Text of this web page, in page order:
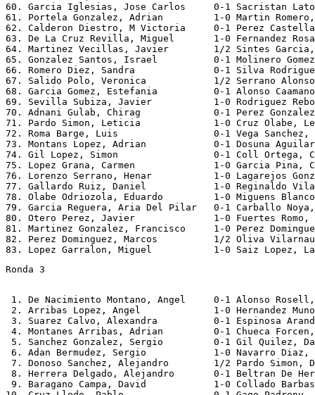
60. Garcia Iglesias, Jose Carlos     0-1 Sacristan
61. Portela Gonzalez, Adrian         1-0 Martin
62. Calderon Diestro, M Victoria     0-1 Perez
63. De La Cruz Revilla, Miguel       1-0 Fernandez
64. Martinez Vecillas, Javier        1/2 Sintes
65. Gonzalez Santos, Israel          0-1 Molinero
66. Romero Diez, Sandra              0-1 Silva
67. Salido Polo, Veronica            1/2 Serrano
68. Garcia Gomez, Estefania          0-1 Alonso
69. Sevilla Subiza, Javier           1-0 Rodriguez
70. Adnani Gulab, Chirag             0-1 Perez
71. Pardo Simon, Leticia             1-0 Cruz Olabe,
72. Roma Barge, Luis                 0-1 Vega Sanchez,
73. Montans Lopez, Adrian            0-1 Dosuna
74. Gil Lopez, Simon                 0-1 Coll Ortega,
75. Lopez Grana, Carmen              1-0 Garcia Pina,
76. Lorenzo Serrano, Henar           1-0 Lagarejos
77. Gallardo Ruiz, Daniel            1-0 Reginaldo
78. Olabe Odriozola, Eduardo         1-0 Miguens
79. Garcia Reguera, Aria Del Pilar   0-1 Carballo
80. Otero Perez, Javier              1-0 Fuertes Romo,
81. Martinez Gonzalez, Francisco     1-0 Perez
82. Perez Dominguez, Marcos          1/2 Oliva
Ronda 3
1. De Nacimiento Montano, Angel     0-1 Alonso
2. Arribas Lopez, Angel             1-0 Hernandez
3. Suarez Calvo, Alexandra          0-1 Espinosa
4. Montanes Arribas, Adrian         0-1 Chueca
5. Sanchez Gonzalez, Sergio         0-1 Gil Quilez,
6. Adan Bermudez, Sergio            1-0 Navarro Diaz,
7. Donoso Sanchez, Alejandro        1/2 Pardo Simon,
8. Herrera Delgado, Alejandro       0-1 Beltran De
9. Baragano Campa, David            1-0 Collado